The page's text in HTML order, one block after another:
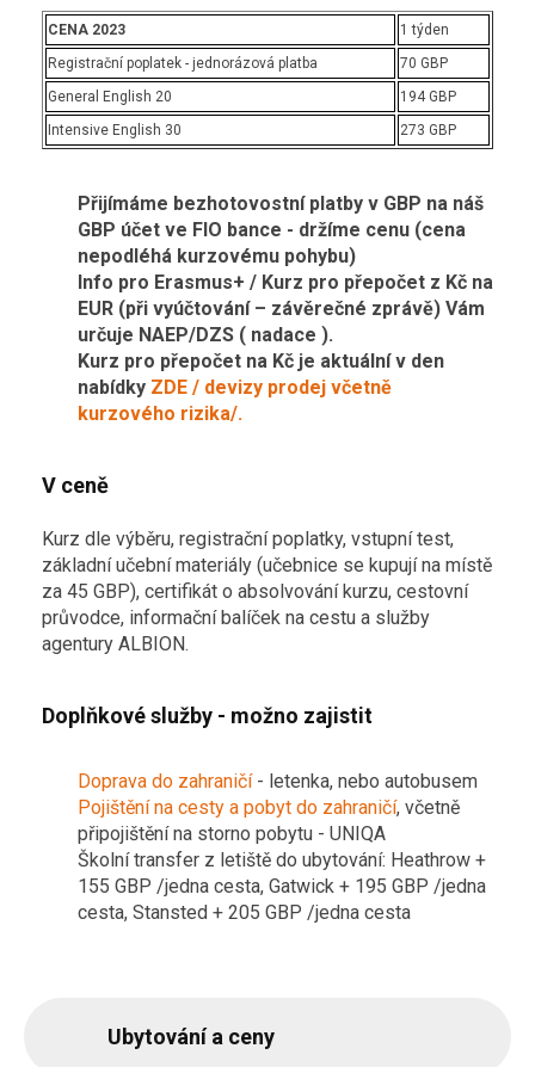
CENA 2023
1 týden
Registrační poplatek - jednorázová platba
70 GBP
General English 20
194 GBP
Intensive English 30
273 GBP
Přijímáme bezhotovostní platby v GBP na náš
GBP účet ve FIO bance - držíme cenu (cena
nepodléhá kurzovému pohybu)
Info pro Erasmus+ / Kurz pro přepočet z Kč na
EUR (při vyúčtování – závěrečné zprávě) Vám
určuje NAEP/DZS ( nadace ).
Kurz pro přepočet na Kč je aktuální v den
nabídky ZDE / devizy prodej včetně
kurzového rizika/.
V ceně
Kurz dle výběru, registrační poplatky, vstupní test,
základní učební materiály (učebnice se kupují na místě
za 45 GBP), certifikát o absolvování kurzu, cestovní
průvodce, informační balíček na cestu a služby
agentury ALBION.
Doplňkové služby - možno zajistit
Doprava do zahraničí- letenka, nebo autobusem
Pojištění na cesty a pobyt do zahraničí, včetně
připojištění na storno pobytu - UNIQA
Školní transfer z letiště do ubytování: Heathrow +
155 GBP /jedna cesta, Gatwick + 195 GBP /jedna
cesta, Stansted + 205 GBP /jedna cesta
Ubytování a ceny